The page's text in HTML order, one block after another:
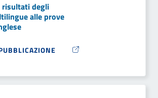
risultati degli
alle prove